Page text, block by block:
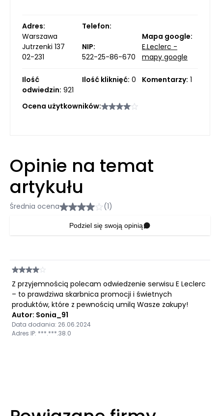
Adres:
Warszawa
Jutrzenki 137
02-231
Telefon:
NIP:
522-25-86-670
Mapa google:
E.Leclerc -
mapy google
Ilość
odwiedzin: 921
Ilość kliknięć: 0 Komentarzy: 1
Ocena użytkowników:
Opinie na temat
artykułu
Średnia ocena (1)
Podziel się swoją opinią
Z przyjemnością polecam odwiedzenie serwisu E Leclerc
– to prawdziwa skarbnica promocji i świetnych
produktów, które z pewnością umilą Wasze zakupy!
Autor: Sonia_91
Data dodania: 26.06.2024
Adres IP: ***.***.38.0